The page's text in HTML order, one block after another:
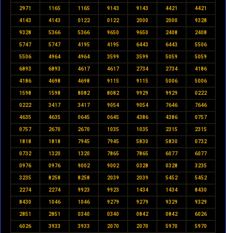
2971 1165 1165 9143 9143 4421 4421
4143 4143 0122 0122 2000 2000 9328
9328 5366 5366 9650 9650 2408 2408
5747 5747 4195 4195 6443 6443 5506
5506 4964 4964 3599 3599 5059 5059
6893 6893 4617 4617 2734 2734 4186
4186 4698 4698 9115 9115 5006 5006
1598 1598 8082 8082 9929 9929 0222
0222 3417 3417 9054 9054 7646 7646
4635 4635 0645 0645 4386 4386 0757
0757 2670 2670 1035 1035 2315 2315
1818 1818 7945 7945 5830 5830 0732
0732 1320 1320 7865 7865 6077 6077
0976 0976 9002 9002 0328 0328 3235
3235 8258 8258 2039 2039 5452 5452
2274 2274 9923 9923 1434 1434 8430
8430 1046 1046 9279 9279 9329 9329
2851 2851 0340 0340 0842 0842 6026
6026 3933 3933 2070 2070 5970 5970